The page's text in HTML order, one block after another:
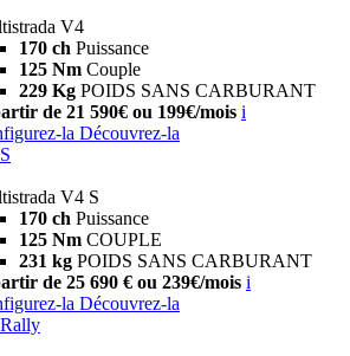
V4
170 ch Puissance
125 Nm Couple
229 Kg POIDS SANS CARBURANT
de 21 590€ ou 199€/mois i
la Découvrez-la
V4 S
170 ch Puissance
125 Nm COUPLE
231 kg POIDS SANS CARBURANT
de 25 690 € ou 239€/mois i
la Découvrez-la